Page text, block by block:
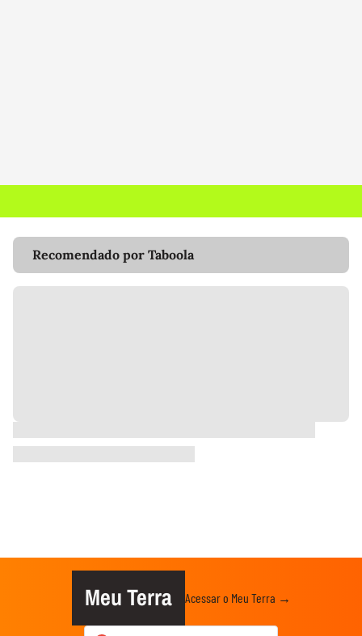
Recomendado por Taboola
Meu Terra Acessar o Meu Terra →